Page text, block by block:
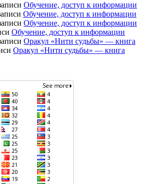
Обучение, доступ к информации
Обучение, доступ к информации
Обучение, доступ к информации
Обучение, доступ к информации
Оракул «Нити судьбы» — книга
Оракул «Нити судьбы» — книга